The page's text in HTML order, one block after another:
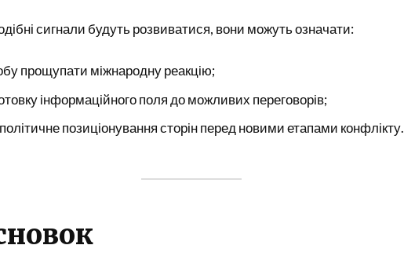
сигнали будуть розвиватися, вони можуть означати:
прощупати міжнародну реакцію;
інформаційного поля до можливих переговорів;
позиціонування сторін перед новими етапами конфлікту.